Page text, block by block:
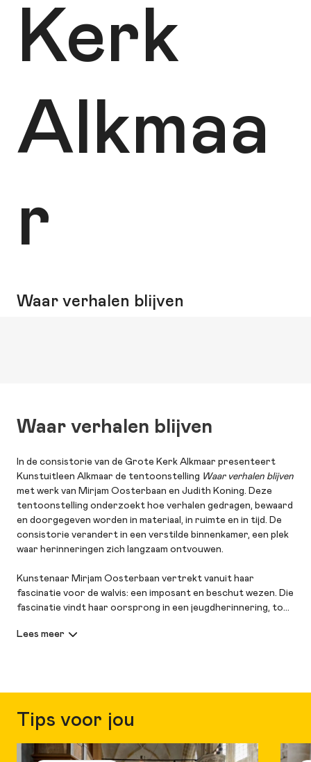
Kerk
Alkmaa
r
Waar verhalen blijven
Waar verhalen blijven
In de consistorie van de Grote Kerk Alkmaar presenteert
Kunstuitleen Alkmaar de tentoonstelling Waar verhalen blijven
met werk van Mirjam Oosterbaan en Judith Koning. Deze
tentoonstelling onderzoekt hoe verhalen gedragen, bewaard
en doorgegeven worden in materiaal, in ruimte en in tijd. De
consistorie verandert in een verstilde binnenkamer, een plek
waar herinneringen zich langzaam ontvouwen.
Kunstenaar Mirjam Oosterbaan vertrekt vanuit haar
fascinatie voor de walvis: een imposant en beschut wezen. Die
fascinatie vindt haar oorsprong in een jeugdherinnering, toen
die zij van een afstand meemaakte. In haar werk wordt de
om daarna weer uitgespuugd te worden naar buiten.
Judith Koning is dol op draden. Voor haar installatie vormt die
bij touwtje-trekken, maar ook als verbindend element. Haar
Tips voor jou